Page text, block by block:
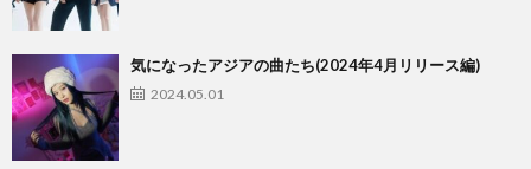
気になったアジアの曲たち(2024年4月リリース編)
2024.05.01